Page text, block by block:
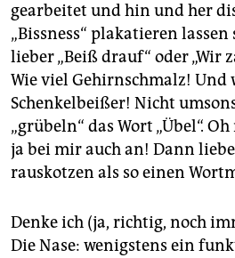
gearbeitet und hin und her
„Bissness“ plakatieren
lieber „Beiß drauf“ oder „Wir
Wie viel Gehirnschmalz! Und
Schenkelbeißer! Nicht
„grübeln“ das Wort „Übel“.
ja bei mir auch an! Dann
rauskotzen als so einen
Denke ich (ja, richtig, noch
Die Nase: wenigstens ein